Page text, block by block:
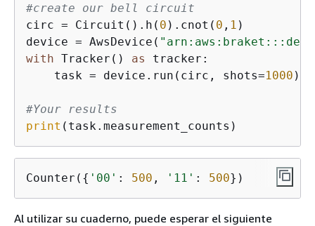
#create our bell circuit
circ = Circuit().h( 0 ).cnot( 0 , 1 )
device = AwsDevice(
with Tracker() as
tracker:
    task = device.run(circ, shots=
1000
#Your results
print (task.measurement_counts)
Counter( { '00' : 500 , '11' : 500})
Al utilizar su cuaderno, puede esperar el siguiente